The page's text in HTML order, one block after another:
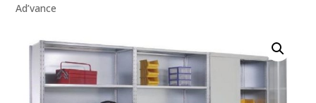
Ad’vance